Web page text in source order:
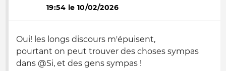
19:54 le 10/02/2026
Oui! les longs discours m'épuisent,
pourtant on peut trouver des choses sympas
dans @Si, et des gens sympas !